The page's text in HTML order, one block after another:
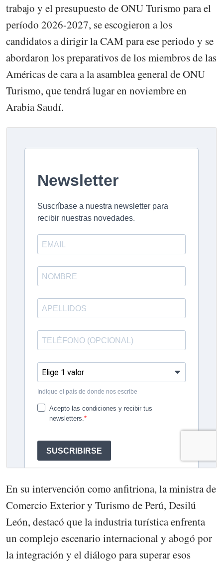
trabajo y el presupuesto de ONU Turismo para el
período 2026-2027, se escogieron a los
candidatos a dirigir la CAM para ese periodo y se
abordaron los preparativos de los miembros de las
Américas de cara a la asamblea general de ONU
Turismo, que tendrá lugar en noviembre en
Arabia Saudí.
En su intervención como anfitriona, la ministra de
Comercio Exterior y Turismo de Perú, Desilú
León, destacó que la industria turística enfrenta
un complejo escenario internacional y abogó por
la integración y el diálogo para superar esos